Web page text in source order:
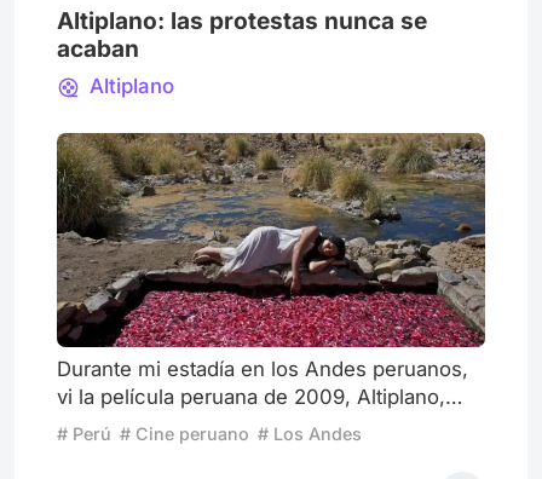
Altiplano: las protestas nunca se
acaban
Altiplano
Durante mi estadía en los Andes peruanos,
vi la película peruana de 2009, Altiplano,
que entrelaza de manera excepcional
elementos que moldean el alma
# Perú # Cine peruano # Los Andes